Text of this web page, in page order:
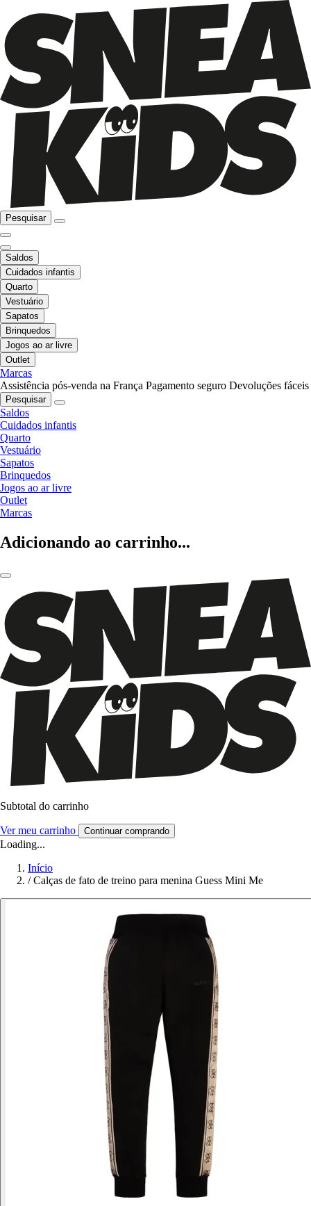
Pesquisar
Saldos
Cuidados infantis
Quarto
Vestuário
Sapatos
Brinquedos
Jogos ao ar livre
Outlet
Marcas
Assistência pós-venda na França Pagamento seguro Devoluções fáceis
Pesquisar
Saldos
Cuidados infantis
Quarto
Vestuário
Sapatos
Brinquedos
Jogos ao ar livre
Outlet
Marcas
Adicionando ao carrinho...
Subtotal do carrinho
Ver meu carrinho Continuar comprando
Loading...
Início
/ Calças de fato de treino para menina Guess Mini Me